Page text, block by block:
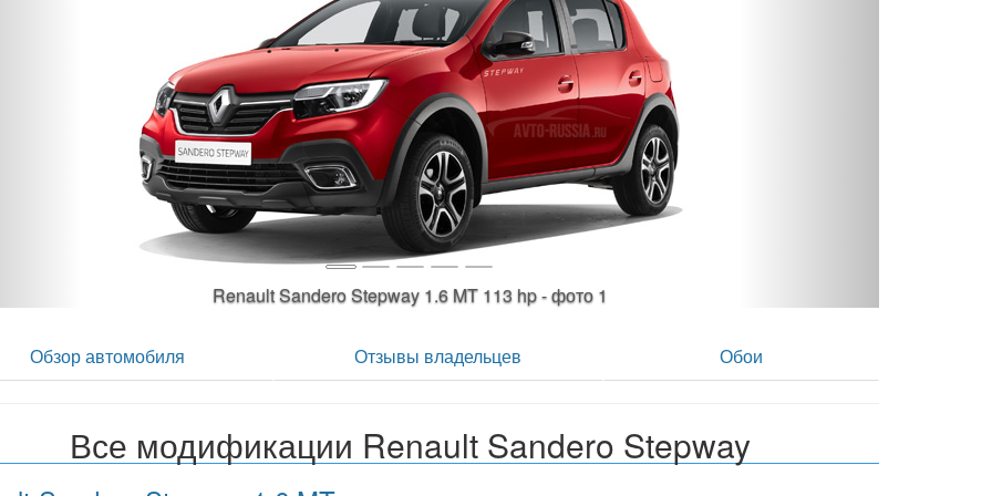
Renault Sandero Stepway 1.6 MT 113 hp - фото 2
Обзор автомобиля Отзывы владельцев Обои
Все модификации Renault Sandero Stepway